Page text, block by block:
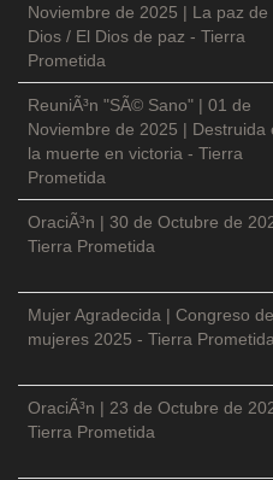
Noviembre de 2025 | La paz de
Dios / El Dios de paz - Tierra
Prometida
ReuniÃ³n "SÃ© Sano" | 01 de
Noviembre de 2025 | Destruida
la muerte en victoria - Tierra
Prometida
OraciÃ³n | 30 de Octubre de
Tierra Prometida
Mujer Agradecida | Congreso de
mujeres 2025 - Tierra Prometida
OraciÃ³n | 23 de Octubre de
Tierra Prometida